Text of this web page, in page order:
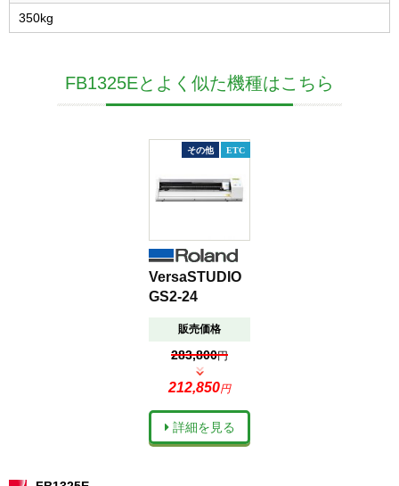
350kg
FB1325Eとよく似た機種はこちら
その他 ETC
VersaSTUDIO
GS2-24
販売価格
283,800円
212,850円
詳細を見る